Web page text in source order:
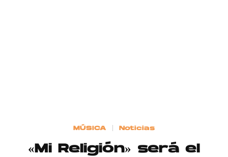
MÚSICA Noticias
«Mi Religión» será el